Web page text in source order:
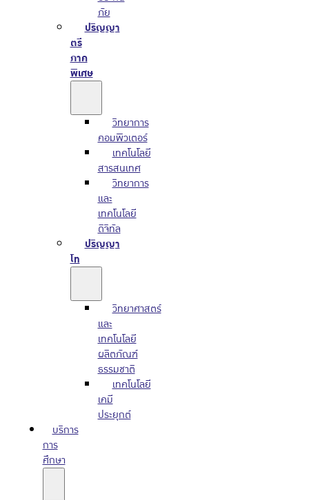
ภัย
ปริญญา
ตรี
ภาค
พิเศษ
วิทยาการ
คอมพิวเตอร์
เทคโนโลยี
สารสนเทศ
วิทยาการ
และ
เทคโนโลยี
ดิจิทัล
ปริญญา
โท
วิทยาศาสตร์
และ
เทคโนโลยี
ผลิตภัณฑ์
ธรรมชาติ
เทคโนโลยี
เคมี
ประยุกต์
บริการ
การ
ศึกษา